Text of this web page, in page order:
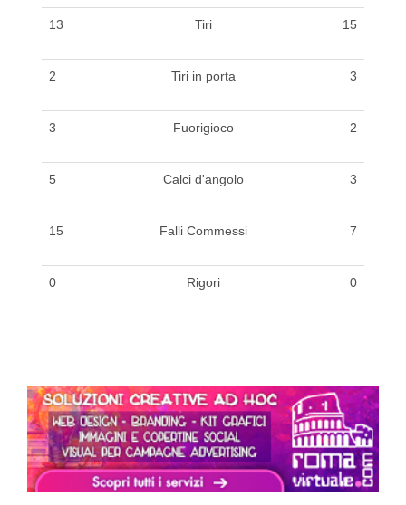
13 Tiri 15
2 Tiri in porta 3
3 Fuorigioco 2
5 Calci d'angolo 3
15 Falli Commessi 7
0 Rigori 0